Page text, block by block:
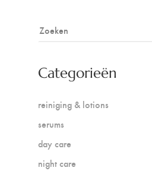
Categorieën
reiniging & lotions
serums
day care
night care